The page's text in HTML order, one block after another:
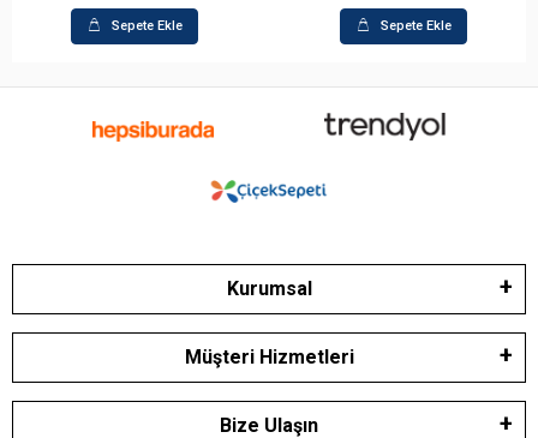
Sepete Ekle Sepete Ekle
Kurumsal
Müşteri Hizmetleri
Bize Ulaşın